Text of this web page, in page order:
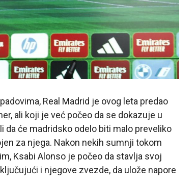
Real Madrid je ovog leta predao
ali koji je već počeo da se dokazuje u
da će madridsko odelo biti malo preveliko
za njega. Nakon nekih sumnji tokom
Ksabi Alonso je počeo da stavlja svoj
i njegove zvezde, da ulože napore